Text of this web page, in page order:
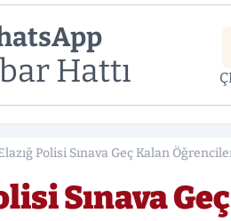
Hattı
Polisi Sınava Geç Kalan
Sınava